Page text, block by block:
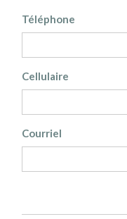
Téléphone
Cellulaire
Courriel